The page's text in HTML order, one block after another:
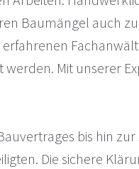
Baumängel auch zu
Mit unserer
bis hin
Die sichere